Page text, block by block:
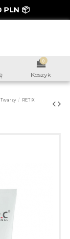
📦
0
Koszyk
Twarzy
RETIX